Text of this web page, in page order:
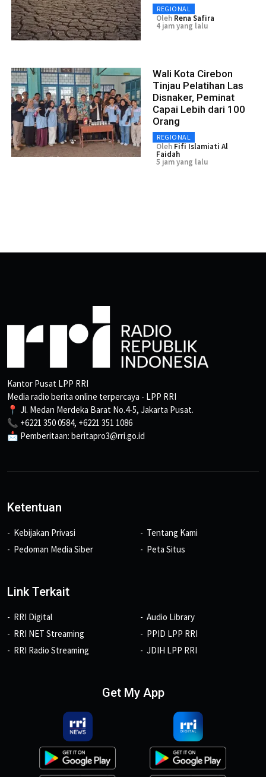
REGIONAL
Oleh Rena Safira
4 jam yang lalu
Wali Kota Cirebon
Tinjau Pelatihan Las
Disnaker, Peminat
Capai Lebih dari 100
Orang
REGIONAL
Oleh Fifi Islamiati Al
Faidah
5 jam yang lalu
Kantor Pusat LPP RRI
Media radio berita online terpercaya - LPP RRI
📍 Jl. Medan Merdeka Barat No.4-5, Jakarta Pusat.
📞 +6221 350 0584, +6221 351 1086
📩 Pemberitaan: beritapro3@rri.go.id
Ketentuan
Kebijakan Privasi
Pedoman Media Siber
Tentang Kami
Peta Situs
Link Terkait
RRI Digital
RRI NET Streaming
RRI Radio Streaming
Audio Library
PPID LPP RRI
JDIH LPP RRI
Get My App